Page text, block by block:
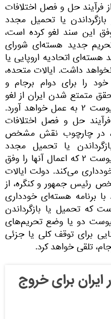
از فرآیند حل و فصل اختلافات
یا تحمیل مجدد
این سند لغو کرده است،
جدید هسته‌ای شورای
اتحادیه اروپایی یا
داشت. ایالات متحده،
را برای دوام برجام و
متمتع شدن ایران از لغو
تحریم‌های مشخص شده در پیوست ۲ به عمل خواهد آورد.
حل و فصل اختلافات
در چارچوب نقش مشخص
یا تحمیل مجدد
تحریم‌های مشخص شده در پیوست ۲ که اعمال آنها را وفق
می‌کند. دولت ایالات
رئیس جمهور و کنگره، از
برنامه هسته‌ای خودداری
که تحمیل یا بازگرداندن
دو یا وضع تحریم‌های
برای توقف کلی یا جزئی
تلقی خواهد کرد.
برای خروج